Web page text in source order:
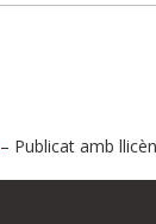
– Publicat amb